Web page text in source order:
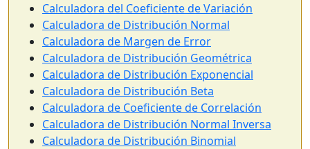
Calculadora del Coeficiente de Variación
Calculadora de Distribución Normal
Calculadora de Margen de Error
Calculadora de Distribución Geométrica
Calculadora de Distribución Exponencial
Calculadora de Distribución Beta
Calculadora de Coeficiente de Correlación
Calculadora de Distribución Normal Inversa
Calculadora de Distribución Binomial